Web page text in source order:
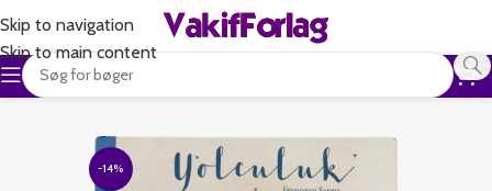
Skip to navigation
Skip to main content
-14%